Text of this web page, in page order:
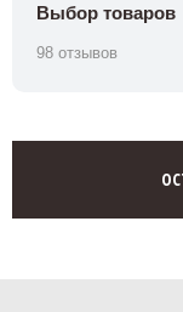
Выбор товаров
98 отзывов